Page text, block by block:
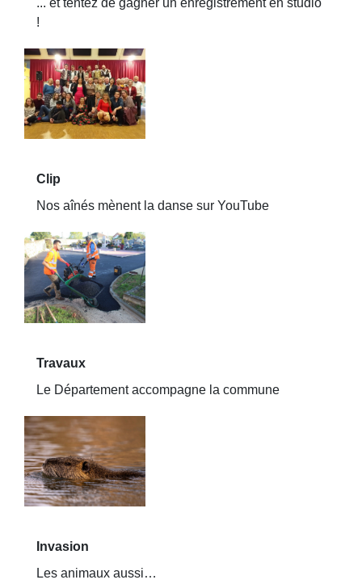
!
Clip
Nos aînés mènent la danse sur YouTube
Travaux
Le Département accompagne la commune
Invasion
Les animaux aussi…